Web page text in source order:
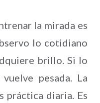
la mirada es
lo cotidiano
brillo. Si lo
pesada. La
práctica diaria. Es